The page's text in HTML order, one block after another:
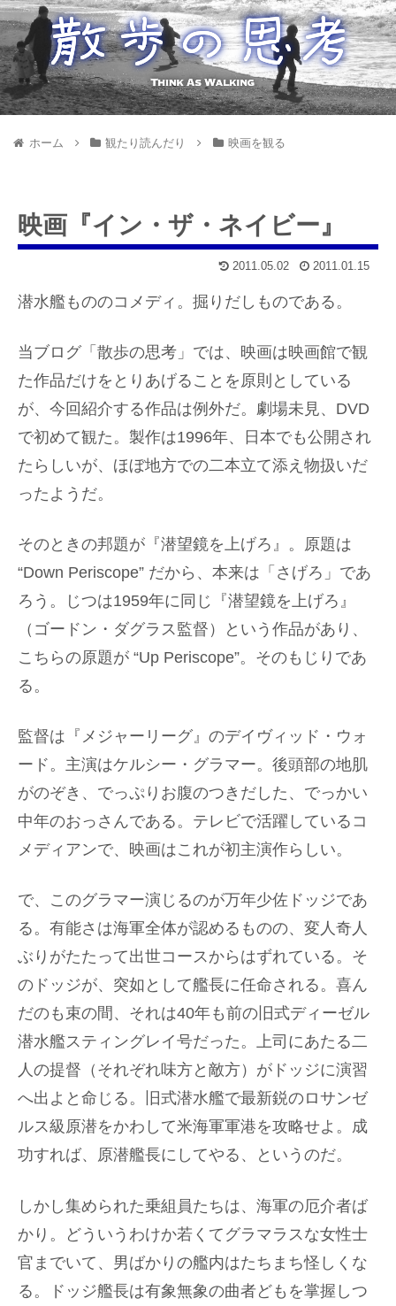
ホーム 観たり読んだり 映画を観る
映画『イン・ザ・ネイビー』
2011.05.02 2011.01.15
潜水艦もののコメディ。掘りだしものである。
当ブログ「散歩の思考」では、映画は映画館で観
た作品だけをとりあげることを原則としている
が、今回紹介する作品は例外だ。劇場未見、DVD
で初めて観た。製作は1996年、日本でも公開され
たらしいが、ほぼ地方での二本立て添え物扱いだ
ったようだ。
そのときの邦題が『潜望鏡を上げろ』。原題は
“Down Periscope” だから、本来は「さげろ」であ
ろう。じつは1959年に同じ『潜望鏡を上げろ』
（ゴードン・ダグラス監督）という作品があり、
こちらの原題が “Up Periscope”。そのもじりであ
る。
監督は『メジャーリーグ』のデイヴィッド・ウォ
ード。主演はケルシー・グラマー。後頭部の地肌
がのぞき、でっぷりお腹のつきだした、でっかい
中年のおっさんである。テレビで活躍しているコ
メディアンで、映画はこれが初主演作らしい。
で、このグラマー演じるのが万年少佐ドッジであ
る。有能さは海軍全体が認めるものの、変人奇人
ぶりがたたって出世コースからはずれている。そ
のドッジが、突如として艦長に任命される。喜ん
だのも束の間、それは40年も前の旧式ディーゼル
潜水艦スティングレイ号だった。上司にあたる二
人の提督（それぞれ味方と敵方）がドッジに演習
へ出よと命じる。旧式潜水艦で最新鋭のロサンゼ
ルス級原潜をかわして米海軍軍港を攻略せよ。成
功すれば、原潜艦長にしてやる、というのだ。
しかし集められた乗組員たちは、海軍の厄介者ば
かり。どういうわけか若くてグラマラスな女性士
官までいて、男ばかりの艦内はたちまち怪しくな
る。ドッジ艦長は有象無象の曲者どもを掌握しつ